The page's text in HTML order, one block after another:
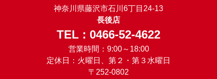
神奈川県藤沢市石川6丁目24-13
長後店
TEL : 0466-52-4622
営業時間：9:00～18:00
定休日：火曜日、第２・第３水曜日
〒252-0802